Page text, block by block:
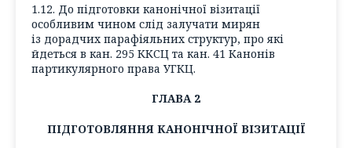
1.12. До підготовки канонічної візитації
особливим чином слід залучати мирян
із дорадчих парафіяльних структур, про які
йдеться в кан. 295 ККСЦ та кан. 41 Канонів
партикулярного права УГКЦ.
ГЛАВА 2
ПІДГОТОВЛЯННЯ КАНОНІЧНОЇ ВІЗИТАЦІЇ